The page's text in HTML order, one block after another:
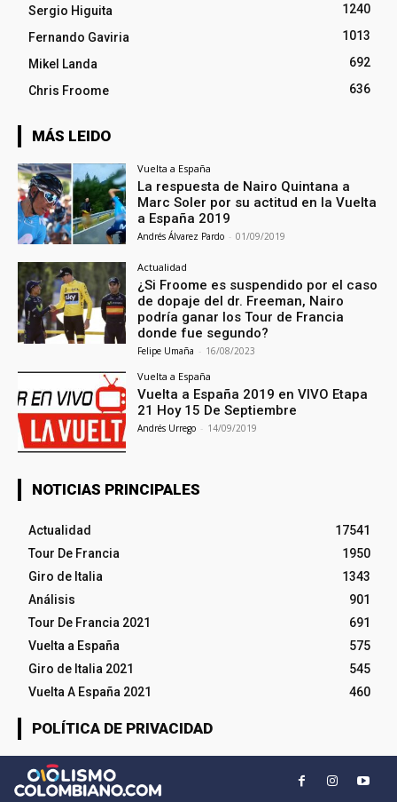
Sergio Higuita
1240
Fernando Gaviria
1013
Mikel Landa
692
Chris Froome
636
MÁS LEIDO
Vuelta a España
La respuesta de Nairo Quintana a
Marc Soler por su actitud en la Vuelta
a España 2019
Andrés Álvarez Pardo - 01/09/2019
Actualidad
¿Si Froome es suspendido por el caso
de dopaje del dr. Freeman, Nairo
podría ganar los Tour de Francia
donde fue segundo?
Felipe Umaña - 16/08/2023
Vuelta a España
Vuelta a España 2019 en VIVO Etapa
21 Hoy 15 De Septiembre
Andrés Urrego - 14/09/2019
NOTICIAS PRINCIPALES
Actualidad
17541
Tour De Francia
1950
Giro de Italia
1343
Análisis
901
Tour De Francia 2021
691
Vuelta a España
575
Giro de Italia 2021
545
Vuelta A España 2021
460
POLÍTICA DE PRIVACIDAD